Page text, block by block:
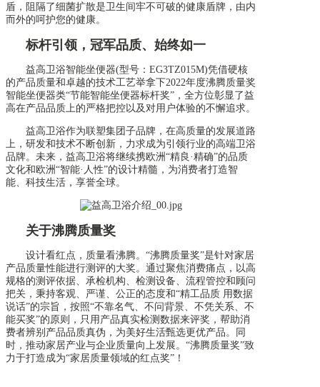
盾，阻隔了细菌扩散是卫生间牢不可破的健康盾牌，由内
而外的呵护您的健康。
标杆引领，冠军品质、始终如一
益高卫浴智能坐便器(型号：EG3TZ015M)凭借硬核
的产品质量和卓越的技术工艺举拿下2022年度沸腾质量奖
智能坐便器类“节能智能坐便器标杆奖”，全方位彰显了益
高在产品品质上的严格把控以及对用户体验的不懈追求。
益高卫浴作为联塑集团子品牌，在高质量的发展道路
上，研发和技术不断创新，力求成为引领行业的高端卫浴
品牌。未来，益高卫浴将继续携欧洲“精良·精确”的品质
文化和欧洲“智能·人性”的设计精髓，为消费者打造智
能、科技生活，享誉全球。
关于沸腾质量奖
设计看红点，质量看沸腾。“沸腾质量奖”是针对家居
产品质量性能进行测评的大奖。通过聚焦消费痛点，以高
规格的测评依据、承检机构、检测设备、流程管控和顾问
把关，秉持客观、严谨、公正的态度和“精工品质 用数据
说话”的宗旨，按照“不靠名气、不问背景、不凭关系、不
能买奖”的原则，只用产品真实检测数据来评奖，帮助消
费者辨别产品品质真伪，为美好生活甄选更优产品。同
时，推动家居产业与企业质量向上发展。“沸腾质量奖”致
力于打造成为“家居质量领域的红点奖”！